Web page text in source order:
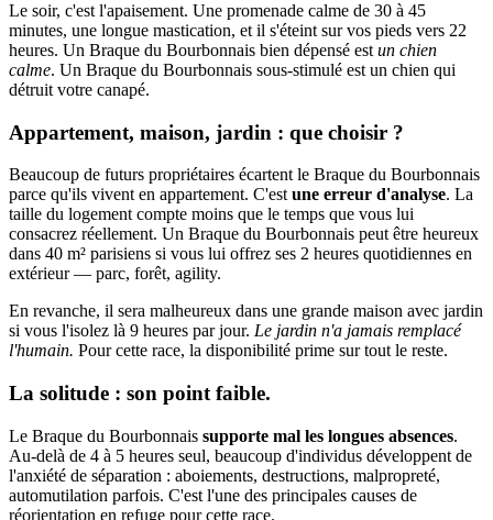
Le soir, c'est l'apaisement. Une promenade calme de 30 à 45
minutes, une longue mastication, et il s'éteint sur vos pieds vers 22
heures. Un Braque du Bourbonnais bien dépensé est un chien
calme. Un Braque du Bourbonnais sous-stimulé est un chien qui
détruit votre canapé.
Appartement, maison, jardin : que choisir ?
Beaucoup de futurs propriétaires écartent le Braque du Bourbonnais
parce qu'ils vivent en appartement. C'estune erreur d'analyse. La
taille du logement compte moins que le temps que vous lui
consacrez réellement. Un Braque du Bourbonnais peut être heureux
dans 40 m² parisiens si vous lui offrez ses 2 heures quotidiennes en
extérieur — parc, forêt, agility.
En revanche, il sera malheureux dans une grande maison avec jardin
si vous l'isolez là 9 heures par jour. Le jardin n'a jamais remplacé
l'humain. Pour cette race, la disponibilité prime sur tout le reste.
La solitude : son point faible.
Le Braque du Bourbonnais supporte mal les longues absences.
Au-delà de 4 à 5 heures seul, beaucoup d'individus développent de
l'anxiété de séparation : aboiements, destructions, malpropreté,
automutilation parfois. C'est l'une des principales causes de
réorientation en refuge pour cette race.